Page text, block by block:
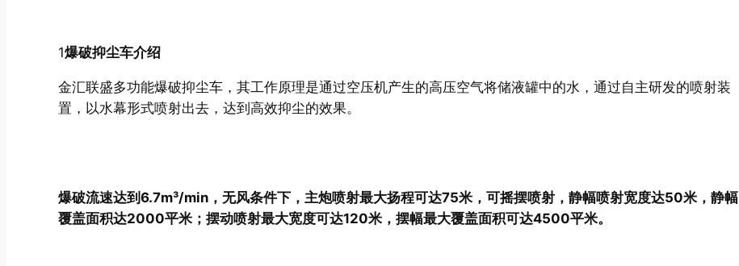
1爆破抑尘车介绍
金汇联盛多功能爆破抑尘车，其工作原理是通过空压机产生的高压空气将储液罐中的水，通过自主研发的喷射装
置，以水幕形式喷射出去，达到高效抑尘的效果。
爆破流速达到6.7m³/min，无风条件下，主炮喷射最大扬程可达75米，可摇摆喷射，静幅喷射宽度达50米，静幅
覆盖面积达2000平米；摆动喷射最大宽度可达120米，摆幅最大覆盖面积可达4500平米。